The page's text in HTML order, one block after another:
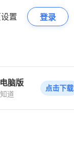
置 登录
脑版
道
点击下载